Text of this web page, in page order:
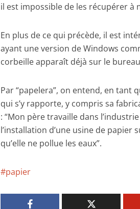
il est impossible de les récupérer à
En plus de ce qui précède, il est
ayant une version de Windows
corbeille apparaît déjà sur le
Par “papelera”, on entend, en tant
qui s’y rapporte, y compris sa
: “Mon père travaille dans
l’installation d’une usine de papier
qu’elle ne pollue les eaux”.
papier